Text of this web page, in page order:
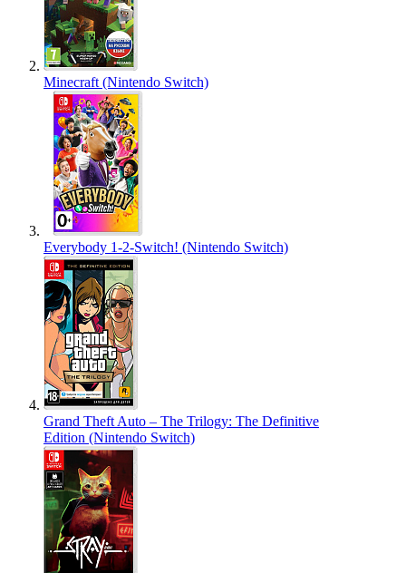
Minecraft (Nintendo Switch)
Everybody 1-2-Switch! (Nintendo Switch)
Grand Theft Auto – The Trilogy: The Definitive
Edition (Nintendo Switch)